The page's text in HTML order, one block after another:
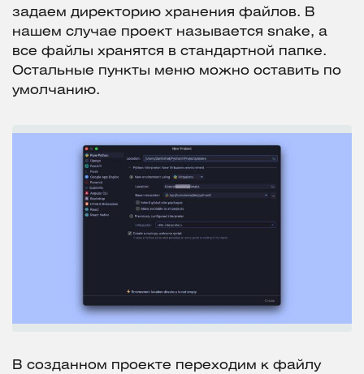
задаем директорию хранения файлов. В
нашем случае проект называется snake, а
все файлы хранятся в стандартной папке.
Остальные пункты меню можно оставить по
умолчанию.
В созданном проекте переходим к файлу